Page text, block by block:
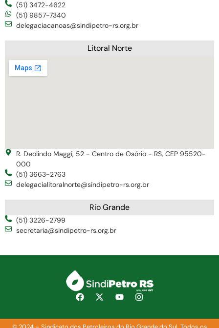
(51) 3472-4622
(51) 9857-7340
delegaciacanoas@sindipetro-rs.org.br
Litoral Norte
R. Deolindo Maggi, 52 - Centro de Osório - RS, CEP 95520-
000
(51) 3663-2763
delegacialitoralnorte@sindipetro-rs.org.br
Rio Grande
(51) 3226-2799
secretaria@sindipetro-rs.org.br